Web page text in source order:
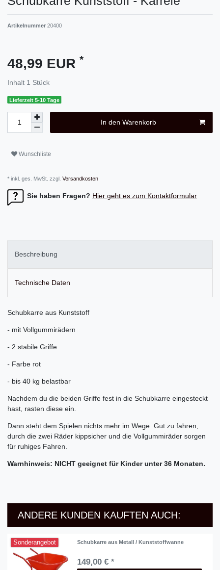
Artikelnummer 20400
48,99 EUR *
Inhalt 1 Stück
Lieferzeit 5-10 Tage
In den Warenkorb
Wunschliste
* inkl. ges. MwSt. zzgl. Versandkosten
Sie haben Fragen? Hier geht es zum Kontaktformular
Beschreibung
Technische Daten
Schubkarre aus Kunststoff
- mit Vollgummirädern
- 2 stabile Griffe
- Farbe rot
- bis 40 kg belastbar
Nachdem du die beiden Griffe fest in die Schubkarre eingesteckt
hast, rasten diese ein.
Dann steht dem Spielen nichts mehr im Wege. Gut zu fahren,
durch die zwei Räder kippsicher und die Vollgummiräder sorgen
für ruhiges Fahren.
Warnhinweis: NICHT geeignet für Kinder unter 36 Monaten.
ANDERE KUNDEN KAUFTEN AUCH:
Sonderangebot Schubkarre aus Metall / Kunststoffwanne
149,00 € *